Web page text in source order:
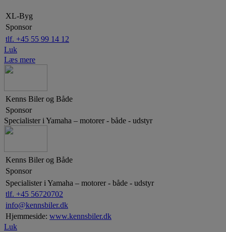
XL-Byg
Sponsor
tlf. +45 55 99 14 12
Luk
Læs mere
Kenns Biler og Både
Sponsor
Specialister i Yamaha – motorer - både - udstyr
Kenns Biler og Både
Sponsor
Specialister i Yamaha – motorer - både - udstyr
tlf. +45 56720702
info@kennsbiler.dk
Hjemmeside: www.kennsbiler.dk
Luk